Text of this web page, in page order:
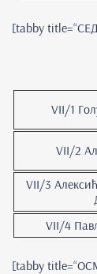
[tabby
VII/1
VII/2
VII/3
VII/4
[tabby